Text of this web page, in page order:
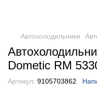
Автохолодильники
Dometic RM
Артикул: 9105703862